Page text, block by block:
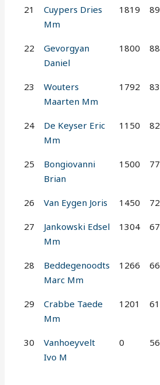
21
Cuypers Dries
Mm
1819 89
22
Gevorgyan
Daniel
1800 88
23
Wouters
Maarten Mm
1792 83
24
De Keyser Eric
Mm
1150 82
25
Bongiovanni
Brian
1500 77
26 Van Eygen Joris 1450 72
27
Jankowski Edsel
Mm
1304 67
28
Beddegenoodts
Marc Mm
1266 66
29
Crabbe Taede
Mm
1201 61
30
Vanhoeyvelt
Ivo M
0 56